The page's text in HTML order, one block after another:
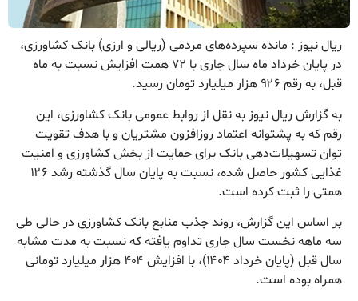
ریال نیوز : مانده سپرده‌های مردمی (ریالی و ارزی) بانک کشاورزی،
در پایان خرداد ماه سال جاری با ۷۲ همت افزایش نسبت به ماه
قبل، به رقم ۹۲۶ هزار میلیارد تومان رسید.
به گزارش ریال نیوز به نقل از روابط عمومی بانک کشاورزی، این
رقم که به پشتوانه اعتماد روزافزون مشتریان و با هدف تقویت
توان تسهیلات‌دهی بانک برای حمایت از بخش کشاورزی و امنیت
غذایی کشور حاصل شده، نسبت به پایان سال گذشته رشد ۱۲۶
همتی را ثبت کرده است.
بر اساس این گزارش، روند جذب منابع بانک کشاورزی در حالی طی
سه ماهه نخست سال جاری تداوم یافته که نسبت به مدت مشابه
سال قبل (پایان خرداد ۱۴۰۴)، با افزایش ۴۰۴ هزار میلیارد تومانی
همراه بوده است.